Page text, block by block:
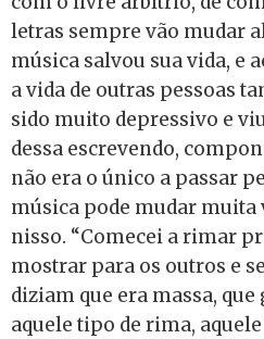
letras sempre vão mudar
música salvou sua vida, e
a vida de outras pessoas
sido muito depressivo e
dessa escrevendo,
não era o único a passar
música pode mudar muita
nisso. “Comecei a rimar
mostrar para os outros e
diziam que era massa,
aquele tipo de rima,